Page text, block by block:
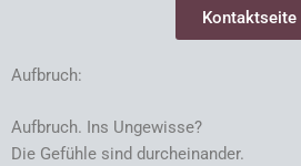
Kontaktseite
Aufbruch:
Aufbruch. Ins Ungewisse?
Die Gefühle sind durcheinander.